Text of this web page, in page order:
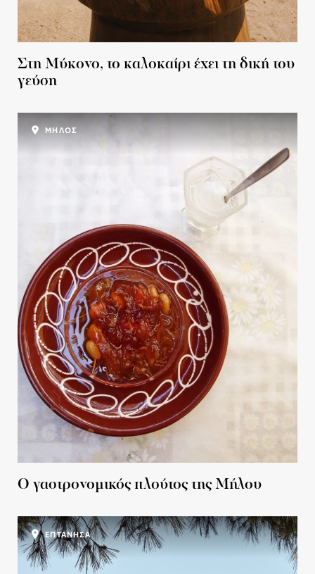
Στη Μύκονο, το καλοκαίρι έχει τη δική του
γεύση
Ο γαστρονομικός πλούτος της Μήλου
ΜΗΛΟΣ
ΕΠΤΑΝΗΣΑ